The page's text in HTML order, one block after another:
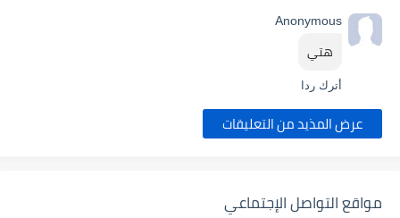
Anonymous
هتي
أترك ردا
عرض المذيد من التعليقات
مواقع التواصل الإجتماعي